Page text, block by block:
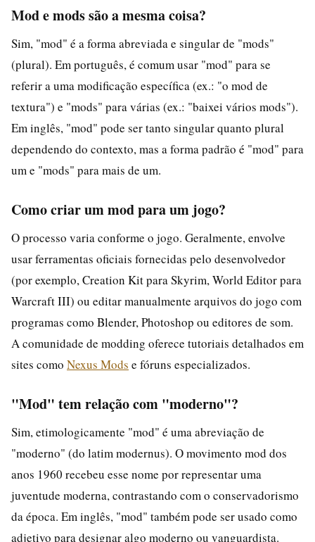
Mod e mods são a mesma coisa?
Sim, "mod" é a forma abreviada e singular de "mods"
(plural). Em português, é comum usar "mod" para se
referir a uma modificação específica (ex.: "o mod de
textura") e "mods" para várias (ex.: "baixei vários mods").
Em inglês, "mod" pode ser tanto singular quanto plural
dependendo do contexto, mas a forma padrão é "mod" para
um e "mods" para mais de um.
Como criar um mod para um jogo?
O processo varia conforme o jogo. Geralmente, envolve
usar ferramentas oficiais fornecidas pelo desenvolvedor
(por exemplo, Creation Kit para Skyrim, World Editor para
Warcraft III) ou editar manualmente arquivos do jogo com
programas como Blender, Photoshop ou editores de som.
A comunidade de modding oferece tutoriais detalhados em
sites como Nexus Mods e fóruns especializados.
"Mod" tem relação com "moderno"?
Sim, etimologicamente "mod" é uma abreviação de
"moderno" (do latim modernus). O movimento mod dos
anos 1960 recebeu esse nome por representar uma
juventude moderna, contrastando com o conservadorismo
da época. Em inglês, "mod" também pode ser usado como
adjetivo para designar algo moderno ou vanguardista.